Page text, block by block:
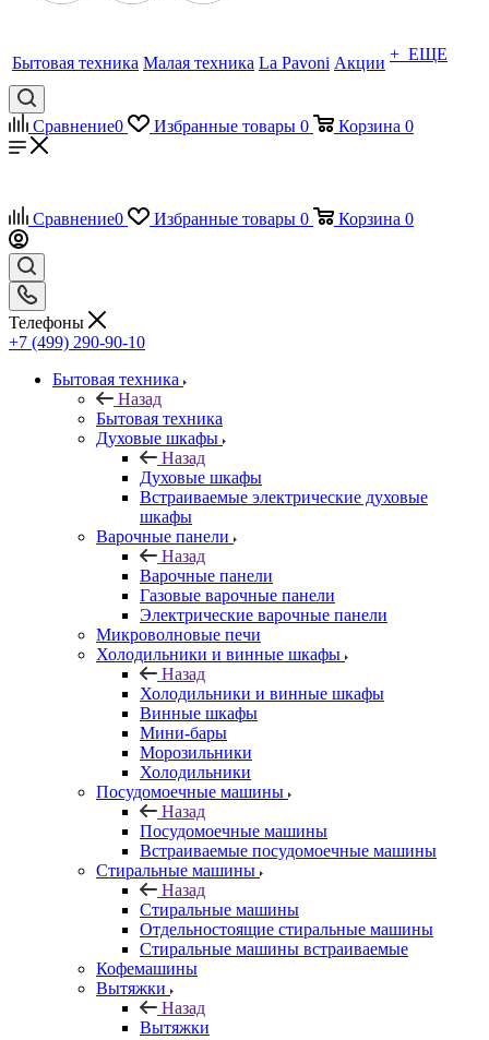
Бытовая техника Малая техника La Pavoni Акции + ЕЩЕ
Сравнение0 Избранные товары 0 Корзина 0
Сравнение0 Избранные товары 0 Корзина 0
Телефоны
+7 (499) 290-90-10
Бытовая техника
Назад
Бытовая техника
Духовые шкафы
Назад
Духовые шкафы
Встраиваемые электрические духовые
шкафы
Варочные панели
Назад
Варочные панели
Газовые варочные панели
Электрические варочные панели
Микроволновые печи
Холодильники и винные шкафы
Назад
Холодильники и винные шкафы
Винные шкафы
Мини-бары
Морозильники
Холодильники
Посудомоечные машины
Назад
Посудомоечные машины
Встраиваемые посудомоечные машины
Стиральные машины
Назад
Стиральные машины
Отдельностоящие стиральные машины
Стиральные машины встраиваемые
Кофемашины
Вытяжки
Назад
Вытяжки